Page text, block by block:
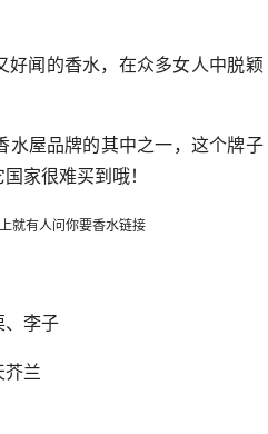
闻的香水，在众多女人中脱颖
水屋品牌的其中之一，这个牌子
家很难买到哦！
、李子
兰